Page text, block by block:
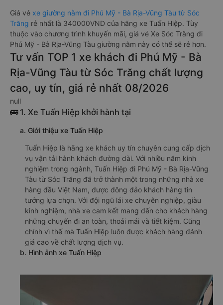
Giá vé xe giường nằm đi Phú Mỹ - Bà Rịa-Vũng Tàu từ Sóc
Trăng rẻ nhất là 340000VND của hãng xe Tuấn Hiệp. Tùy
thuộc vào chương trình khuyến mãi, giá vé Xe Sóc Trăng đi
Phú Mỹ - Bà Rịa-Vũng Tàu giường nằm này có thể sẽ rẻ hơn.
Tư vấn TOP 1 xe khách đi Phú Mỹ - Bà
Rịa-Vũng Tàu từ Sóc Trăng chất lượng
cao, uy tín, giá rẻ nhất 08/2026
null
🚌 1. Xe Tuấn Hiệp khởi hành tại
a. Giới thiệu xe Tuấn Hiệp
Tuấn Hiệp là hãng xe khách uy tín chuyên cung cấp dịch
vụ vận tải hành khách đường dài. Với nhiều năm kinh
nghiệm trong ngành, Tuấn Hiệp đi Phú Mỹ - Bà Rịa-Vũng
Tàu từ Sóc Trăng đã trở thành một trong những nhà xe
hàng đầu Việt Nam, được đông đảo khách hàng tin
tưởng lựa chọn. Với đội ngũ lái xe chuyên nghiệp, giàu
kinh nghiệm, nhà xe cam kết mang đến cho khách hàng
những chuyến đi an toàn, thoải mái và tiết kiệm. Cũng
chính vì thế mà Tuấn Hiệp luôn được khách hàng đánh
giá cao về chất lượng dịch vụ.
b. Hình ảnh xe Tuấn Hiệp